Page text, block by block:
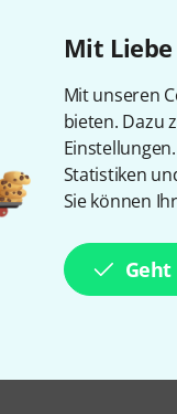
Mit
Mit unseren
bieten. Dazu
Statistiken
Sie können
und